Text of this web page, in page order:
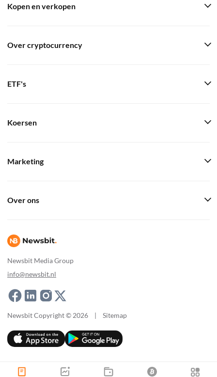
Newsbit Media Group
info@newsbit.nl
Kopen en verkopen
Over cryptocurrency
ETF's
Koersen
Marketing
Over ons
Newsbit Copyright © 2026 | Sitemap